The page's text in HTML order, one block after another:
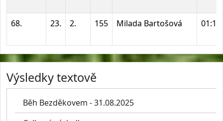
68. 23. 2. 155 Milada Bartošová
Výsledky textově
Běh Bezděkovem - 31.08.2025